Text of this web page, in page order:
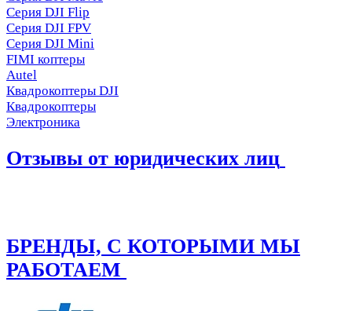
Серия DJI Flip
Серия DJI FPV
Серия DJI Mini
FIMI коптеры
Autel
Квадрокоптеры DJI
Квадрокоптеры
Электроника
Отзывы от юридических лиц
БРЕНДЫ, С КОТОРЫМИ МЫ
РАБОТАЕМ